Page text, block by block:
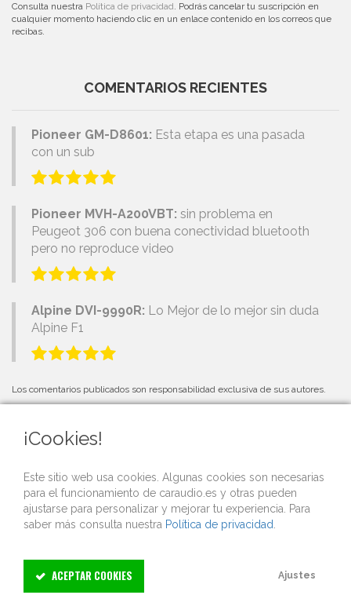
Consulta nuestra Política de privacidad. Podrás cancelar tu suscripción en
cualquier momento haciendo clic en un enlace contenido en los correos que
recibas.
COMENTARIOS RECIENTES
Pioneer GM-D8601: Esta etapa es una pasada
con un sub
Pioneer MVH-A200VBT: sin problema en
Peugeot 306 con buena conectividad bluetooth
pero no reproduce video
Alpine DVI-9990R: Lo Mejor de lo mejor sin duda
Alpine F1
Los comentarios publicados son responsabilidad exclusiva de sus autores.
Si organizas una competición o evento de car audio y quieres que lo
publicitemos gratis desde nuestra web,contacta con nosotros.
¡Cookies!
Este sitio web usa cookies. Algunas cookies son necesarias
para el funcionamiento de caraudio.es y otras pueden
ajustarse para personalizar y mejorar tu experiencia. Para
saber más consulta nuestra Política de privacidad
ACEPTAR COOKIES Ajustes